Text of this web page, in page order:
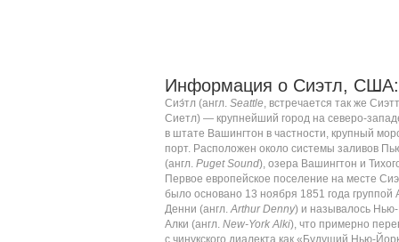
Информация о Сиэтл, США:
Сиэ́тл (англ. Seattle, встречается так же
Сиетл) — крупнейший город на северо-
в штате Вашингтон в частности, крупный
порт. Расположен около системы заливов
(англ. Puget Sound), озера Вашингтон и
Первое европейское поселение на месте
было основано 13 ноября 1851 года группой
Денни (англ. Arthur Denny) и называлось
Алки (англ. New-York Alki), что примерно
с чинукского диалекта как «Будущий Нью-